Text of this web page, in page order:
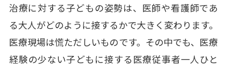
治療に対する子どもの姿勢は、医師や看護師であ
る大人がどのように接するかで大きく変わります。
医療現場は慌ただしいものです。その中でも、医療
経験の少ない子どもに接する医療従事者一人ひと